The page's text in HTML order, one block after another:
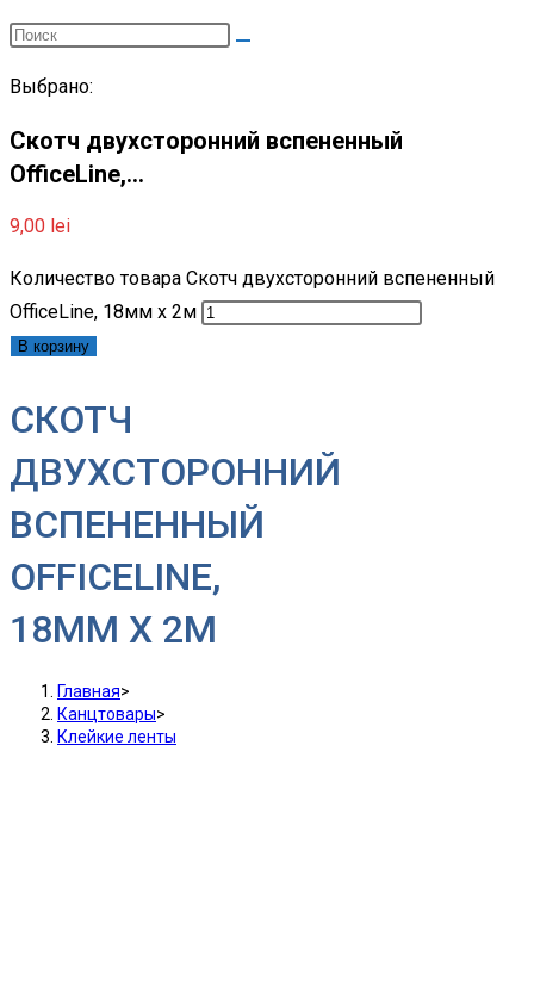
Выбрано:
Скотч двухсторонний вспененный
OfficeLine,…
9,00 lei
Количество товара Скотч двухсторонний вспененный
OfficeLine, 18мм х 2м
В корзину
СКОТЧ
ДВУХСТОРОННИЙ
ВСПЕНЕННЫЙ
OFFICELINE,
18ММ Х 2М
Главная>
Канцтовары>
Клейкие ленты